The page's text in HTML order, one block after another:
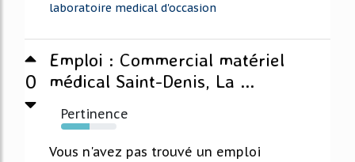
laboratoire medical d'occasion
0
Emploi : Commercial matériel
médical Saint-Denis, La ...
Pertinence
52%
Vous n'avez pas trouvé un emploi